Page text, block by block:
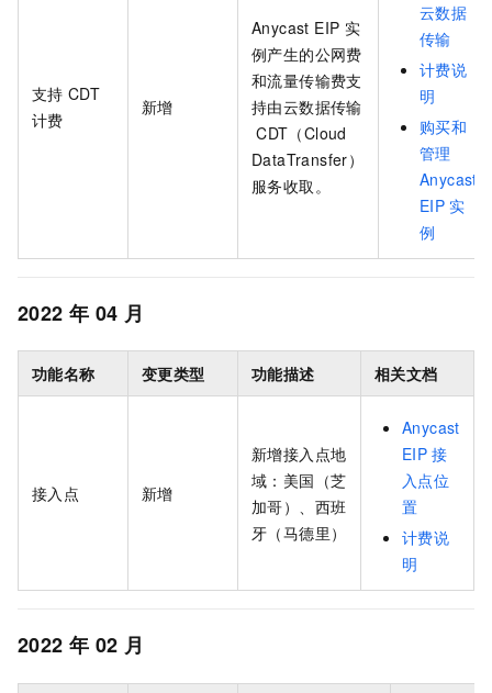
支持 CDT
计费
新增
Anycast EIP 实
例产生的公网费
和流量传输费支
持由云数据传输
CDT（Cloud
DataTransfer）
服务收取。
云数据
传输
计费说
明
购买和
管理
Anycast
EIP 实
例
2022 年 04 月
功能名称 变更类型 功能描述 相关文档
接入点 新增
新增接入点地
域：美国（芝
加哥）、西班
牙（马德里）
Anycast
EIP 接
入点位
置
计费说
明
2022 年 02 月